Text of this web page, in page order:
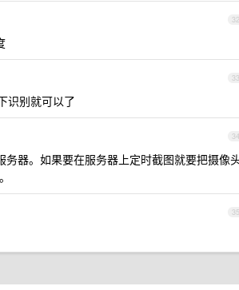
32
33
识别就可以了
34
器。如果要在服务器上定时截图就要把摄像
35